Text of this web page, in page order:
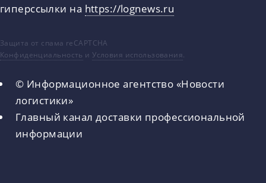
гиперссылки на https://lognews.ru
Защита от спама reCAPTCHA
Конфиденциальность иУсловия использования.
© Информационное агентство «Новости
логистики»
Главный канал доставки профессиональной
информации